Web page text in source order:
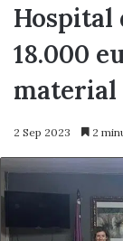
Hospital
18.000
material
2 Sep 2023 2